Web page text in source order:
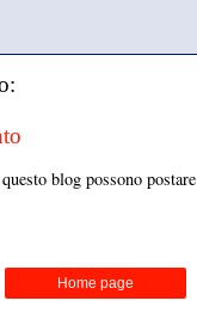
blog possono
Home page